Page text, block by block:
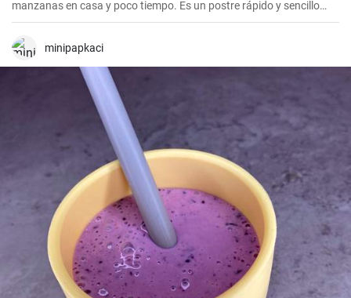
manzanas en casa y poco tiempo. Es un postre rápido y sencillo
que siempre agrada.
minipapkaci